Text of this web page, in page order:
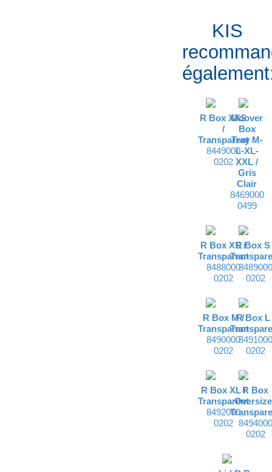
KIS
R Box XXS
/
Transparent
8449000
0202
Moover
Box
Tray M-
L-XL-
XXL /
Gris
Clair
8469000
0499
R Box XS /
Transparent
8488000
0202
R Box S
8489000
0202
R Box M /
Transparent
8490000
0202
R Box L
8491000
0202
R Box XL /
Transparent
8492000
0202
R Box
8494000
0202